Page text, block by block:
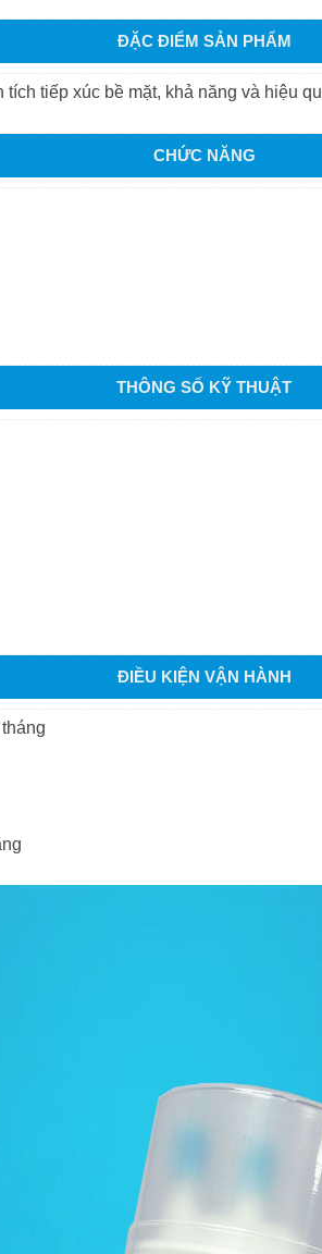
ĐẶC ĐIỂM SẢN PHẨM
tiếp xúc bề mặt, khả năng và hiệu
CHỨC NĂNG
THÔNG SỐ KỸ THUẬT
ĐIỀU KIỆN VẬN HÀNH